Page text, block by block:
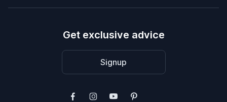
Get exclusive advice
Signup